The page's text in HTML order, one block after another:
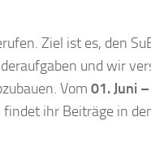
Ziel ist es, den
und wir
Vom 01. Juni
findet ihr Beiträge in